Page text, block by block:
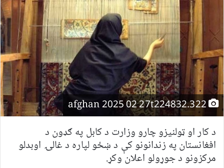
د کار او ټولنیزو چارو وزارت د کابل په ګډون د
افغانستان په زندانونو کې د ښځو لپاره د غالۍ اوبدلو
مرکزونو د جوړولو اعلان وکړ.